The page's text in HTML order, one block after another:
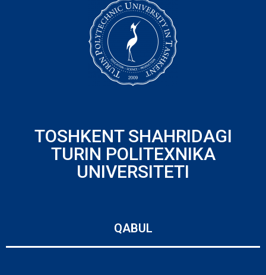
TOSHKENT SHAHRIDAGI
TURIN POLITEXNIKA
UNIVERSITETI
QABUL